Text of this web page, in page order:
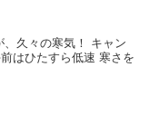
久々の寒気！ キャン
はひたすら低速 寒さを